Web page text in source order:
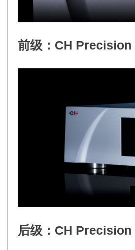
前级：CH Precision
后级： CH Precision